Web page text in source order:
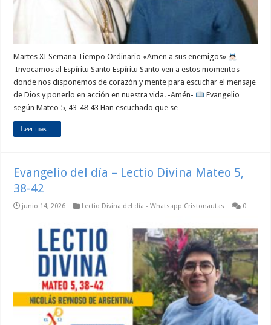
Martes XI Semana Tiempo Ordinario «Amen a sus enemigos»
Invocamos al Espíritu Santo Espíritu Santo ven a estos momentos
donde nos disponemos de corazón y mente para escuchar el mensaje
de Dios y ponerlo en acción en nuestra vida. -Amén-
Evangelio
según Mateo 5, 43-48 43 Han escuchado que se …
Leer mas ...
Evangelio del día – Lectio Divina Mateo 5,
38-42
junio 14, 2026 Lectio Divina del día - Whatsapp Cristonautas 0